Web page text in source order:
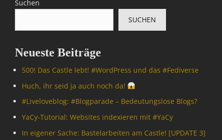
p
t
r
I
e
e
Suchen
SUCHEN
Neueste Beiträge
500! Das Castle lebt! #WordPress und das #Fediverse
Huch, ihr seid ja auch noch da!
#Livelove­blog: #Blogparade – Bedeutungslose Blogs?
YaCy-Tutorial: Websites indexieren mit #YaCy
In eigener Sache: Bastelarbeiten am Castle! [UPDATE 3]